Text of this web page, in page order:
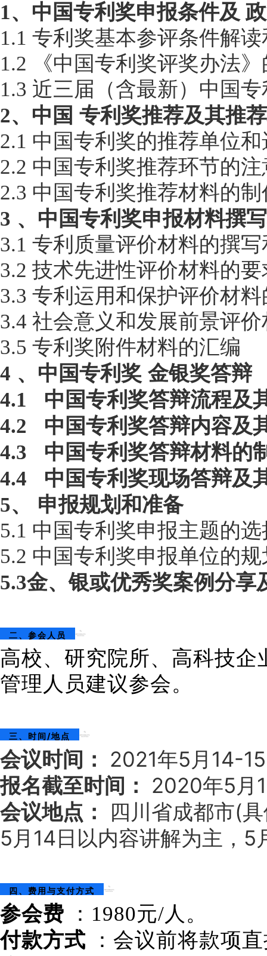
1、 中国专利奖申报条件及
1.1 专利奖基本参评条件解
1.2
《中国专利奖评奖办法
1.3 近三届（含最新）中国
2、中国 专利奖推荐及其推
2.1 中国专利奖的推荐单位和
2.2 中国专利奖推荐环节的
2.3 中国专利奖推荐材料的制
3 、中国专利奖申报材料撰
3.1 专利质量评价材料的撰
3.2 技术先进性评价材料的要
3.3 专利运用和保护评价材
3.4 社会意义和发展前景评
3.5 专利奖附件材料的汇编
4 、中国专利奖 金银奖答辩
4.1
中国专利奖答辩流程及
4.2
中国专利奖答辩内容及
4.3
中国专利奖答辩材料的
4.4
中国专利奖现场答辩及
5、
申报规划和准备
5.1 中国专利奖申报主题的
5.2 中国专利奖申报单位的
5.3金、银或优秀奖案例分享
二、参会人员
高校、研究院所、高科技
管理人员建议参会。
三、时间/地点
会议时间： 2021年5月14-
报名截至时间： 2020年5月
会议地点：
四川省成都市(
5月14日以内容讲解为主，5
四、费用与支付方式
参会费
：1980元/人。
付款方式
：会议前将款项